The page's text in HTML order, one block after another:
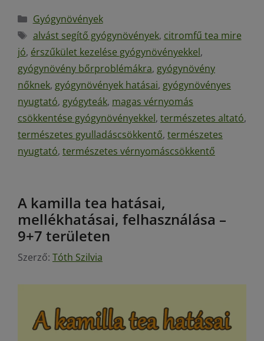
Gyógynövények
alvást segítő gyógynövények, citromfű tea mire
jó, érszűkület kezelése gyógynövényekkel,
gyógynövény bőrproblémákra, gyógynövény
nőknek, gyógynövények hatásai, gyógynövényes
nyugtató, gyógyteák, magas vérnyomás
csökkentése gyógynövényekkel, természetes altató,
természetes gyulladáscsökkentő, természetes
nyugtató, természetes vérnyomáscsökkentő
A kamilla tea hatásai,
mellékhatásai, felhasználása –
9+7 területen
Szerző: Tóth Szilvia